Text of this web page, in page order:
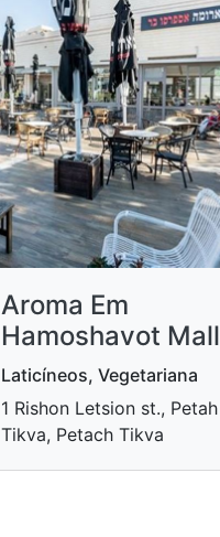
Aroma Em
Hamoshavot Mall
Laticíneos, Vegetariana
1 Rishon Letsion st., Petah
Tikva, Petach Tikva